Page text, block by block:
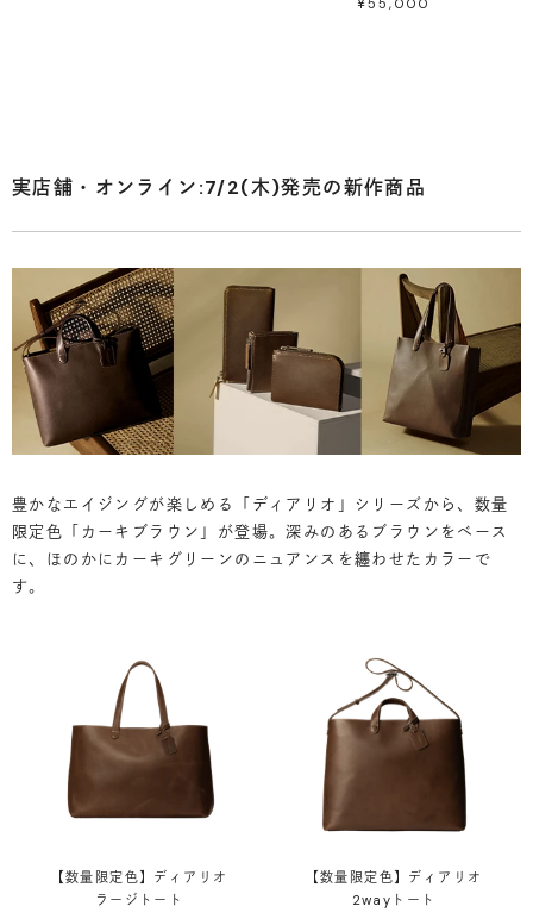
¥55,000
実店舗・オンライン:7/2(木)発売の新作商品
豊かなエイジングが楽しめる「ディアリオ」シリーズから、数量
限定色「カーキブラウン」が登場。深みのあるブラウンをベース
に、ほのかにカーキグリーンのニュアンスを纏わせたカラーで
す。
【数量限定色】ディアリオ
ラージトート
【数量限定色】ディアリオ
2wayトート